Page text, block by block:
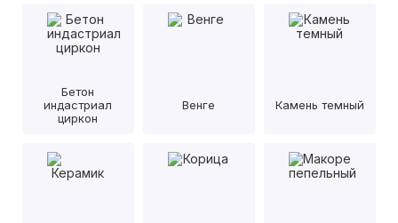
Бетон
индастриал
циркон
Венге Камень темный